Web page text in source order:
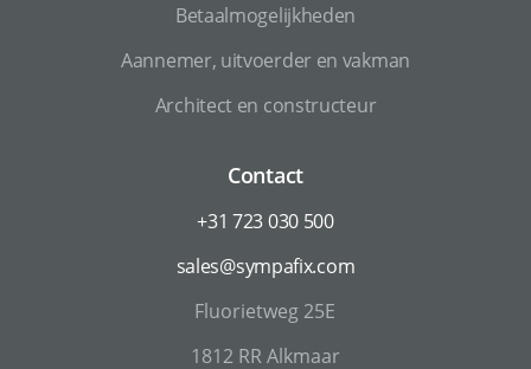
Betaalmogelijkheden
Aannemer, uitvoerder en vakman
Architect en constructeur
Contact
+31 723 030 500
sales@sympafix.com
Fluorietweg 25E
1812 RR Alkmaar